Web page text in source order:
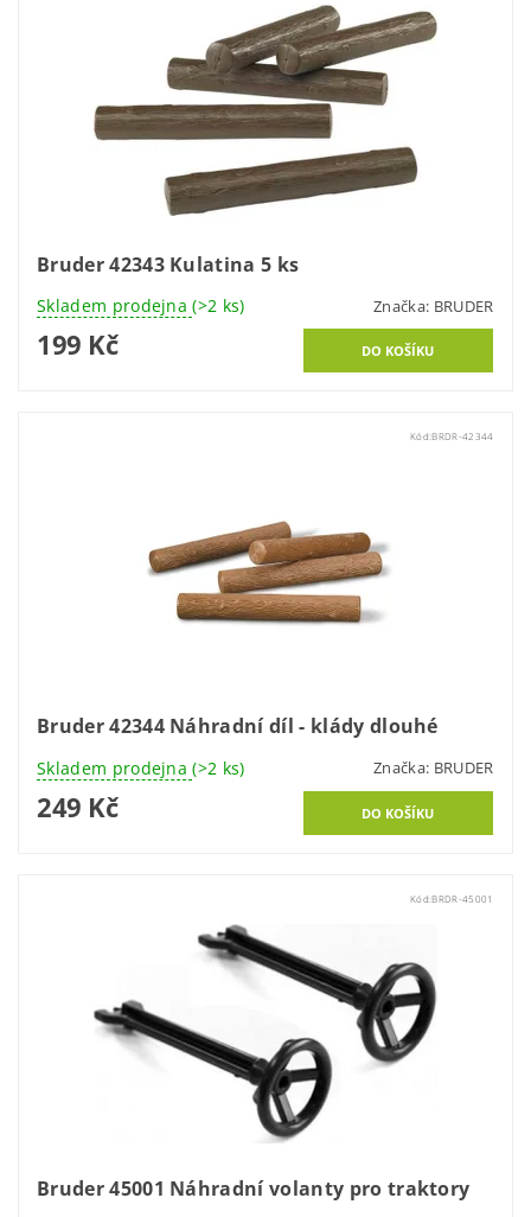
Bruder 42343 Kulatina 5 ks
Skladem prodejna(>2 ks) Značka: BRUDER
199 Kč
Kód:BRDR-42344
Bruder 42344 Náhradní díl - klády dlouhé
Skladem prodejna(>2 ks) Značka: BRUDER
249 Kč
Kód:BRDR-45001
Bruder 45001 Náhradní volanty pro traktory